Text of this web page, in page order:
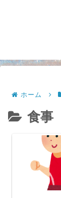
ホーム
食事